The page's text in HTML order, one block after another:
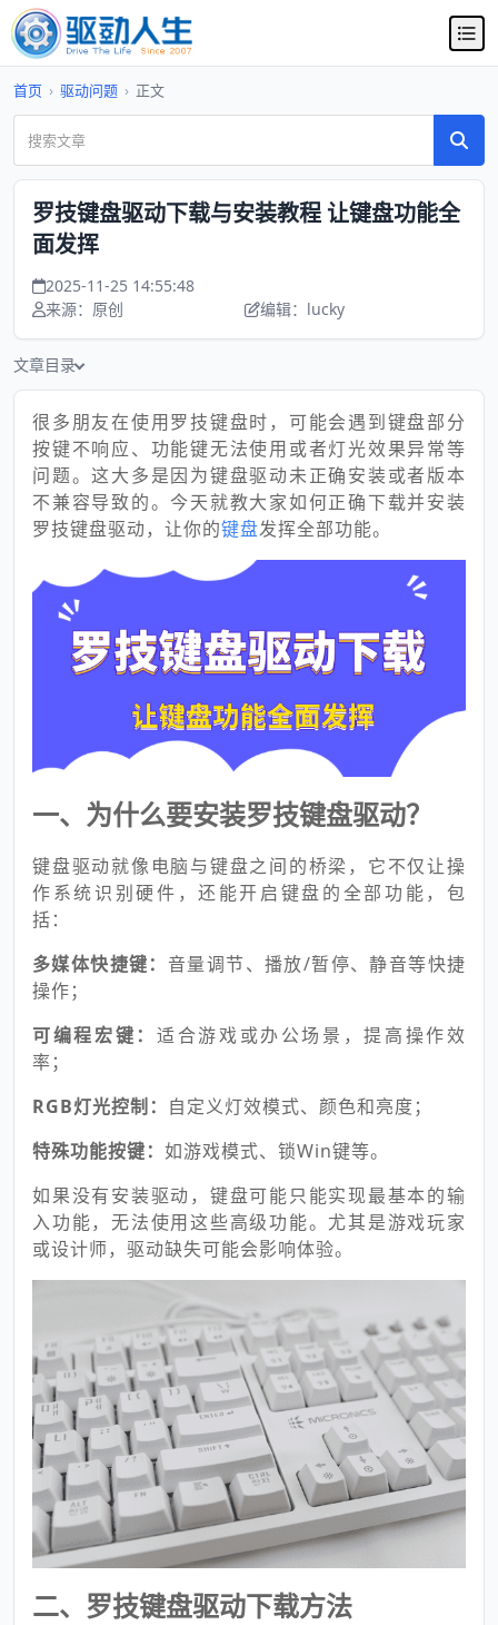
首页 › 驱动问题 › 正文
罗技键盘驱动下载与安装教程 让键盘功能全
面发挥
2025-11-25 14:55:48
来源：原创
编辑：lucky
文章目录
很多朋友在使用罗技键盘时，可能会遇到键盘部分
按键不响应、功能键无法使用或者灯光效果异常等
问题。这大多是因为键盘驱动未正确安装或者版本
不兼容导致的。今天就教大家如何正确下载并安装
罗技键盘驱动，让你的键盘发挥全部功能。
一、为什么要安装罗技键盘驱动？
键盘驱动就像电脑与键盘之间的桥梁，它不仅让操
作系统识别硬件，还能开启键盘的全部功能，包
括：
多媒体快捷键： 音量调节、播放/暂停、静音等快捷
操作；
可编程宏键： 适合游戏或办公场景，提高操作效
率；
RGB灯光控制： 自定义灯效模式、颜色和亮度；
特殊功能按键： 如游戏模式、锁Win键等。
如果没有安装驱动，键盘可能只能实现最基本的输
入功能，无法使用这些高级功能。尤其是游戏玩家
或设计师，驱动缺失可能会影响体验。
二、罗技键盘驱动下载方法